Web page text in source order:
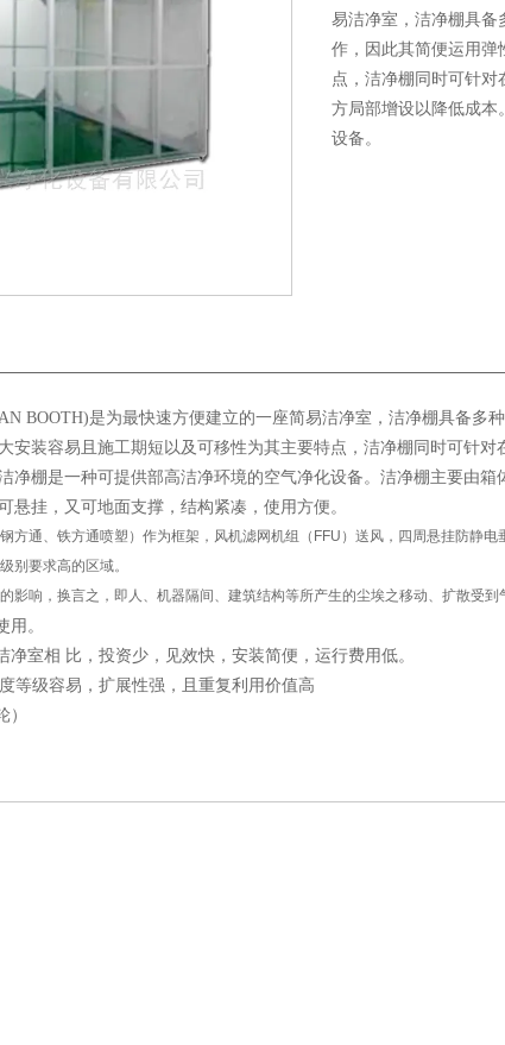
易洁净室，洁净棚具备
作，因此其简便运用弹
点，洁净棚同时可针
方局部增设以降低成本
设备。
BOOTH)是为最快速方便建立的一座简易洁净室，洁净棚具备多
安装容易且施工期短以及可移性为其主要特点，洁净棚同时可针
净棚是一种可提供部高洁净环境的空气净化设备。洁净棚主要由
悬挂，又可地面支撑，结构紧凑，使用方便。
方通、铁方通喷塑）作为框架，风机滤网机组（FFU）送风，四周悬挂防静
别要求高的区域。
影响，换言之，即人、机器隔间、建筑结构等所产生的尘埃之移动、扩散受到
用。
净室相 比，投资少，见效快，安装简便，运行费用低。
等级容易，扩展性强，且重复利用价值高